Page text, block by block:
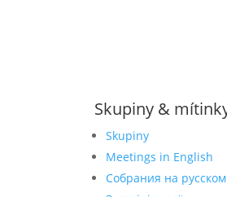
Skupiny &
Skupiny
Meetings in English
Собрания на русском